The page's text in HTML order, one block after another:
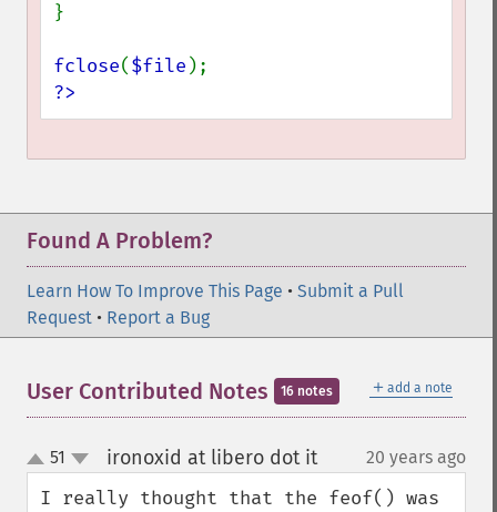
}
fclose($file
?>
Found A Problem?
Learn How To Improve This Page • Submit a Pull
Request • Report a Bug
＋ add a note
User Contributed Notes 16 notes
up
down
51 ironoxid at libero dot it¶ 20 years ago
I really thought that the feof() was